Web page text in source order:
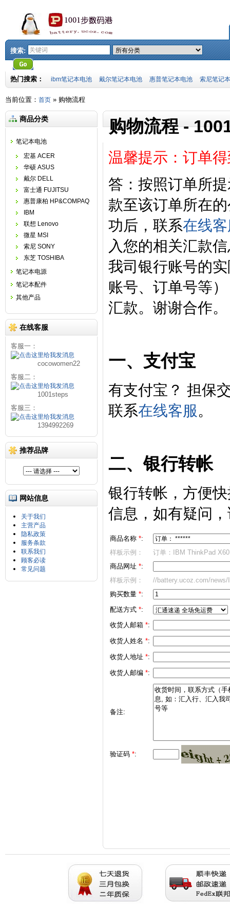
搜索:
热门搜索： ibm笔记本电池 戴尔笔记本电池 惠普笔记本电池 索尼笔记
当前位置： 首页 » 购物流程
商品分类
笔记本电池
宏基 ACER
华硕 ASUS
戴尔 DELL
富士通 FUJITSU
惠普康柏 HP&COMPAQ
IBM
联想 Lenovo
微星 MSI
索尼 SONY
东芝 TOSHIBA
笔记本电源
笔记本配件
其他产品
在线客服
客服一：
cocowomen22
客服二：
1001steps
客服三：
1394992269
推荐品牌
网站信息
关于我们
主营产品
隐私政策
服务条款
联系我们
顾客必读
常见问题
购物流程 -
温馨提示：订单
答：按照订单所
款至该订单所在
功后，联系在线
入您的相关汇款
我司银行账号的
账号、订单号等
汇款。谢谢合作。
一、支付宝
有支付宝？ 担保
联系在线客服。
二、银行转帐
银行转帐，方便
信息，如有疑问
商品名称 *:
样板示例：
订单：IBM ThinkPad
商品网址 *:
样板示例：
//battery.ucoz.com/news/
购买数量 *:
配送方式 *:
收货人邮箱 *:
收货人姓名 *:
收货人地址 *:
收货人邮编 *:
备注:
验证码 *: